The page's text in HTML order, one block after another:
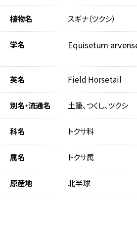
植物名 スギナ（ツクシ）
学名 Equisetum
英名 Field Horsetail
別名・流通名 土筆、つくし、ツクシ
科名 トクサ科
属名 トクサ属
原産地 北半球